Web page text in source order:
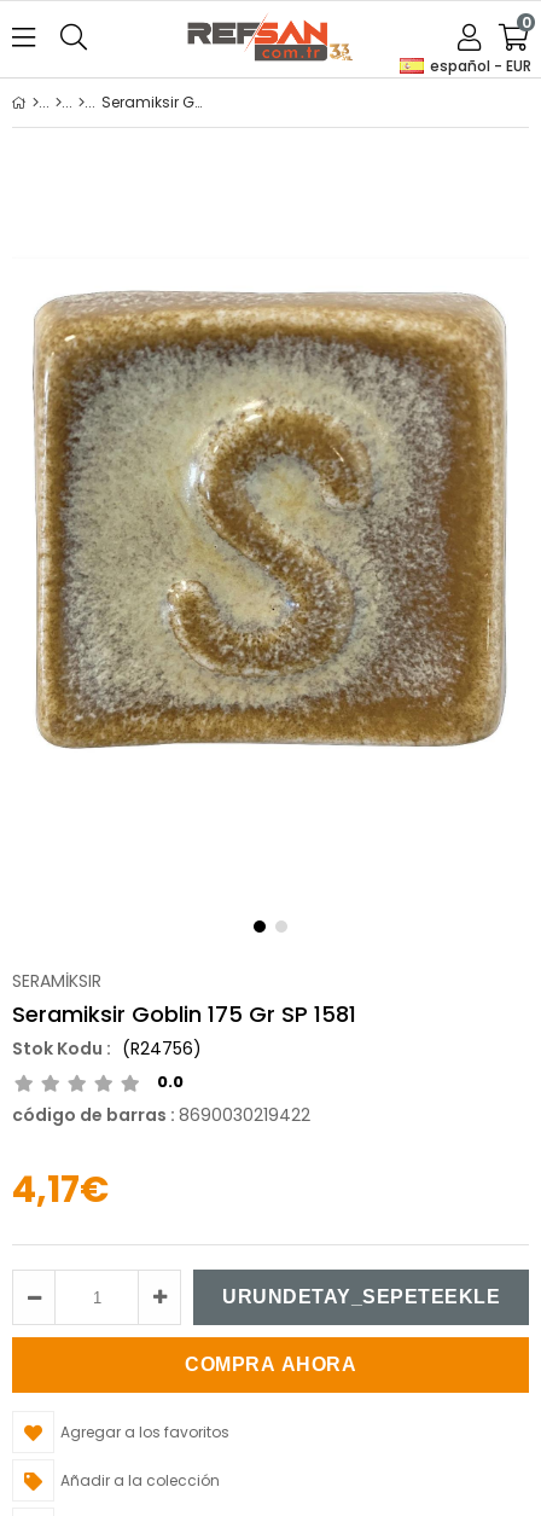
español - EUR
0
Seramiksir Goblin 175 Gr SP 1581
SERAMİKSIR
Seramiksir Goblin 175 Gr SP 1581
(R24756)
0.0
código de barras : 8690030219422
4,17€
Agregar a los favoritos
Añadir a la colección